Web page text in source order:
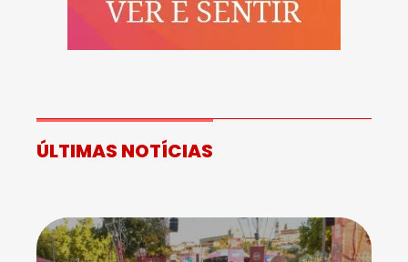
ÚLTIMAS NOTÍCIAS